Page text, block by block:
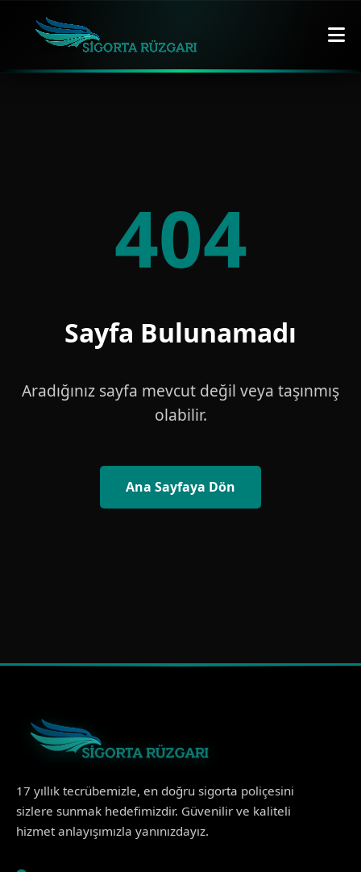
404
Sayfa Bulunamadı
Aradığınız sayfa mevcut değil veya taşınmış
olabilir.
Ana Sayfaya Dön
17 yıllık tecrübemizle, en doğru sigorta poliçesini
sizlere sunmak hedefimizdir. Güvenilir ve kaliteli
hizmet anlayışımızla yanınızdayız.